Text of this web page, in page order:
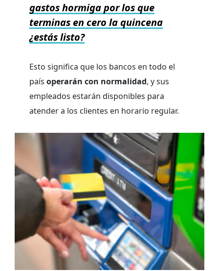
gastos hormiga por los que
terminas en cero la quincena
¿estás listo?
Esto significa que los bancos en todo el
país operarán con normalidad, y sus
empleados estarán disponibles para
atender a los clientes en horario regular.